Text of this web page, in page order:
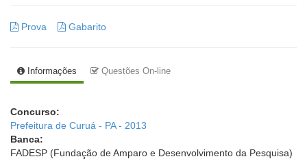
Prova Gabarito
Informações Questões On-line
Concurso:
Prefeitura de Curuá - PA - 2013
Banca:
FADESP (Fundação de Amparo e Desenvolvimento da Pesquisa)